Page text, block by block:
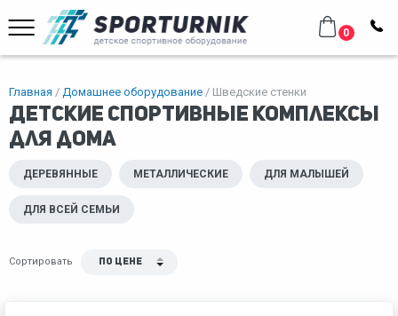
0
Главная Домашнее оборудование Шведские стенки
Детские спортивные комплексы
для дома
ДЕРЕВЯННЫЕ МЕТАЛЛИЧЕСКИЕ ДЛЯ МАЛЫШЕЙ
ДЛЯ ВСЕЙ СЕМЬИ
Сортировать По цене